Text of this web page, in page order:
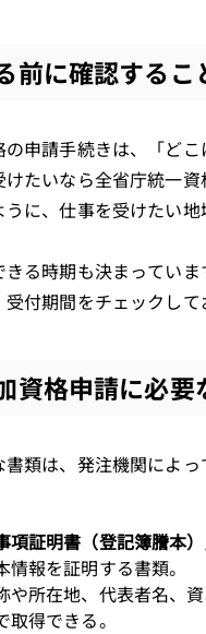
前に確認するこ
申請手続きは、「ど
けたいなら全省庁統一
に、仕事を受けたい
きる時期も決まってい
付期間をチェックして
資格申請に必要
類は、発注機関によ
項証明書（登記簿謄本）
情報を証明する書類。
や所在地、代表者名、
得できる。